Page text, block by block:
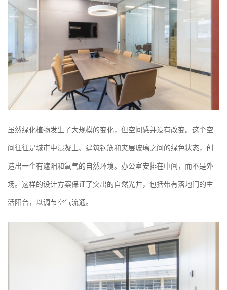
虽然绿化植物发生了大规模的变化，但空间感并没有改变。这个空
间往往是城市中混凝土、建筑钢筋和夹层玻璃之间的绿色状态，创
造出一个有遮阳和氧气的自然环境。办公室安排在中间，而不是外
场。这样的设计方案保证了突出的自然光井，包括带有落地门的生
活阳台，以调节空气流通。